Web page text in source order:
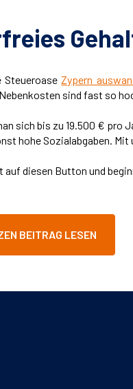
SteueroaseZypern
sind fast so
sich bis zu 19.500 € pro
hohe Sozialabgaben.
auf diesen Button und
BEITRAG LESEN